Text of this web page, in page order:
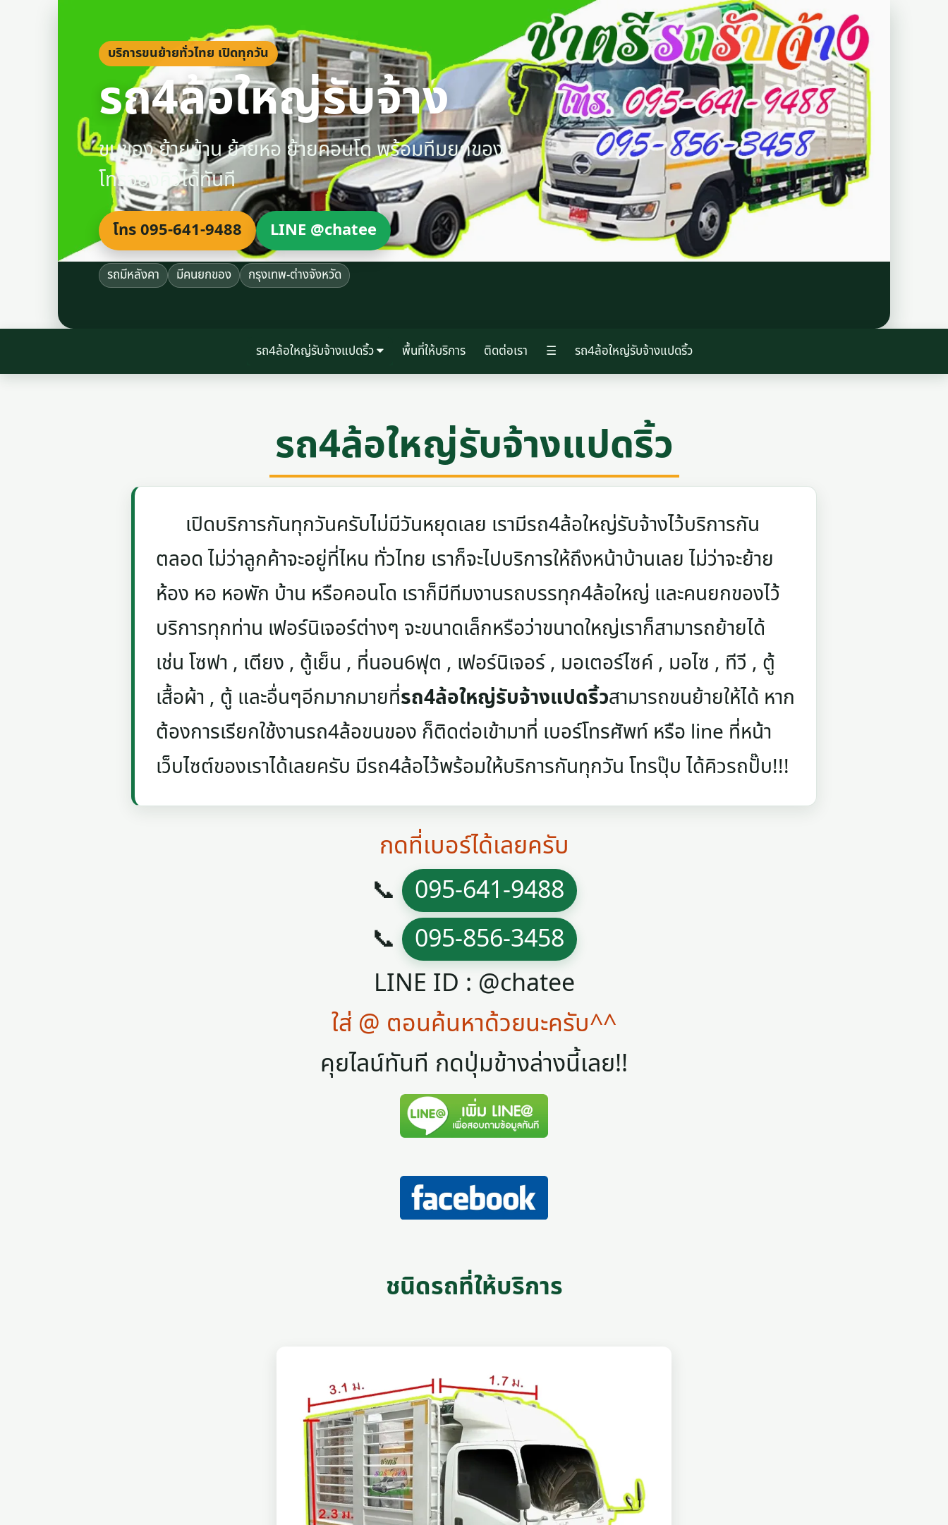
บริการขนย้ายทั่วไทย เปิดทุกวัน
รถ4ล้อใหญ่รับจ้าง
ขนของ ย้ายบ้าน ย้ายหอ ย้ายคอนโด พร้อมทีมยกของ
โทรจองคิวได้ทันที
โทร 095-641-9488 LINE @chatee
รถมีหลังคา มีคนยกของ กรุงเทพ-ต่างจังหวัด
รถ4ล้อใหญ่รับจ้างแปดริ้ว พื้นที่ให้บริการ ติดต่อเรา ☰ รถ4ล้อใหญ่รับจ้างแปดริ้ว
รถ4ล้อใหญ่รับจ้างแปดริ้ว
เปิดบริการกันทุกวันครับไม่มีวันหยุดเลย เรามีรถ4ล้อใหญ่รับจ้างไว้บริการกัน
ตลอด ไม่ว่าลูกค้าจะอยู่ที่ไหน ทั่วไทย เราก็จะไปบริการให้ถึงหน้าบ้านเลย ไม่ว่าจะย้าย
ห้อง หอ หอพัก บ้าน หรือคอนโด เราก็มีทีมงานรถบรรทุก4ล้อใหญ่ และคนยกของไว้
บริการทุกท่าน เฟอร์นิเจอร์ต่างๆ จะขนาดเล็กหรือว่าขนาดใหญ่เราก็สามารถย้ายได้
เช่น โซฟา , เตียง , ตู้เย็น , ที่นอน6ฟุต , เฟอร์นิเจอร์ , มอเตอร์ไซค์ , มอไซ , ทีวี , ตู้
เสื้อผ้า , ตู้ และอื่นๆอีกมากมายที่รถ4ล้อใหญ่รับจ้างแปดริ้วสามารถขนย้ายให้ได้ หาก
ต้องการเรียกใช้งานรถ4ล้อขนของ ก็ติดต่อเข้ามาที่ เบอร์โทรศัพท์ หรือ line ที่หน้า
เว็บไซต์ของเราได้เลยครับ มีรถ4ล้อไว้พร้อมให้บริการกันทุกวัน โทรปุ๊บ ได้คิวรถปั๊บ!!!
กดที่เบอร์ได้เลยครับ
📞
095-641-9488
📞
095-856-3458
LINE ID : @chatee
ใส่ @ ตอนค้นหาด้วยนะครับ^^
คุยไลน์ทันที กดปุ่มข้างล่างนี้เลย!!
ชนิดรถที่ให้บริการ